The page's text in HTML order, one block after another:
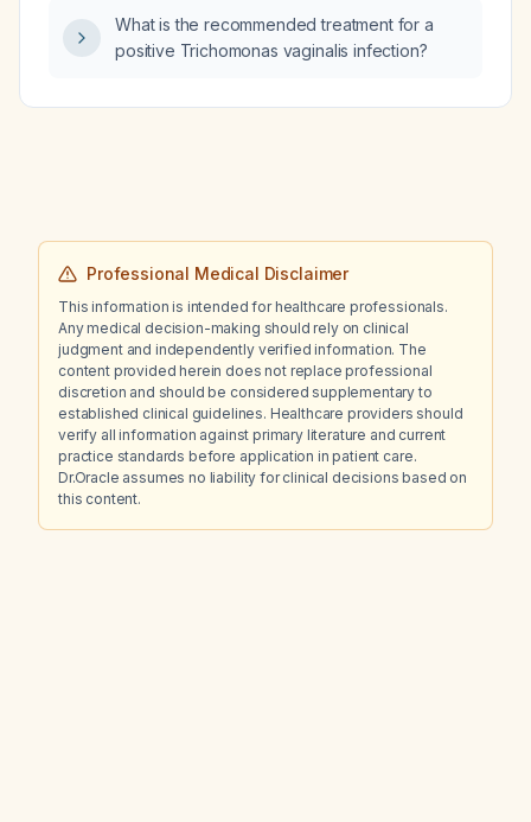
What is the recommended treatment for a
positive Trichomonas vaginalis infection?
Professional Medical Disclaimer
This information is intended for healthcare professionals.
Any medical decision-making should rely on clinical
judgment and independently verified information. The
content provided herein does not replace professional
discretion and should be considered supplementary to
established clinical guidelines. Healthcare providers should
verify all information against primary literature and current
practice standards before application in patient care.
Dr.Oracle assumes no liability for clinical decisions based on
this content.